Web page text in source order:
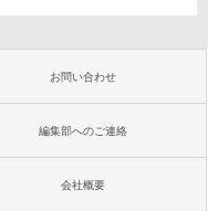
お問い合わせ
編集部へのご連絡
会社概要